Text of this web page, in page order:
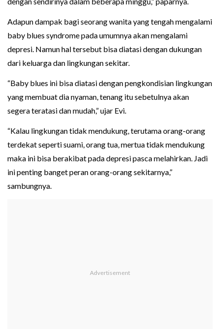
Adapun dampak bagi seorang wanita yang tengah mengalami
baby blues syndrome pada umumnya akan mengalami
depresi. Namun hal tersebut bisa diatasi dengan dukungan
dari keluarga dan lingkungan sekitar.
“Baby blues ini bisa diatasi dengan pengkondisian lingkungan
yang membuat dia nyaman, tenang itu sebetulnya akan
segera teratasi dan mudah,” ujar Evi.
“Kalau lingkungan tidak mendukung, terutama orang-orang
terdekat seperti suami, orang tua, mertua tidak mendukung
maka ini bisa berakibat pada depresi pasca melahirkan. Jadi
ini penting banget peran orang-orang sekitarnya,”
sambungnya.